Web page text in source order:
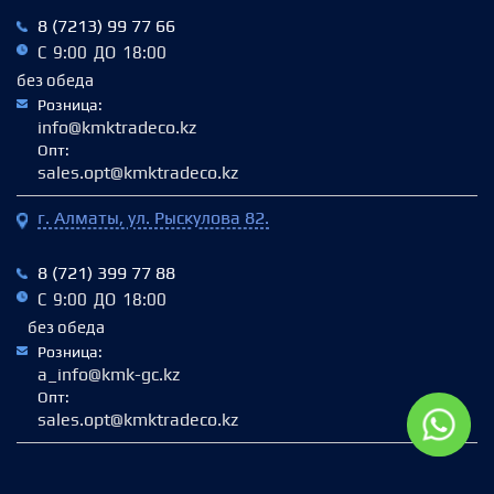
8 (7213) 99 77 66
С 9:00 ДО 18:00
без обеда
Розница:
info@kmktradeco.kz
Опт:
sales.opt@kmktradeco.kz
г. Алматы, ул. Рыскулова 82.
8 (721) 399 77 88
С 9:00 ДО 18:00
без обеда
Розница:
a_info@kmk-gc.kz
Опт:
sales.opt@kmktradeco.kz